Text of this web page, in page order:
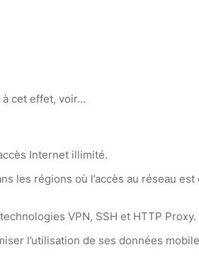
cet effet, voir…
Internet illimité.
les régions où l’accès au réseau
VPN, SSH et HTTP Proxy.
l’utilisation de ses données